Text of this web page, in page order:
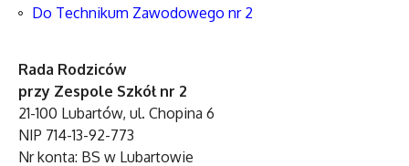
Do Technikum Zawodowego nr 2
Rada Rodziców
przy Zespole Szkół nr 2
21-100 Lubartów, ul. Chopina 6
NIP 714-13-92-773
Nr konta: BS w Lubartowie